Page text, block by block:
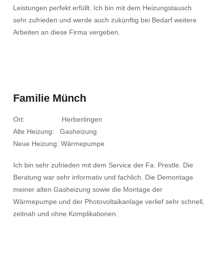
Leistungen perfekt erfüllt. Ich bin mit dem Heizungstausch
sehr zufrieden und werde auch zukünftig bei Bedarf weitere
Arbeiten an diese Firma vergeben.
Familie Münch
Ort: Herbertingen
Alte Heizung: Gasheizung
Neue Heizung: Wärmepumpe
Ich bin sehr zufrieden mit dem Service der Fa. Prestle. Die
Beratung war sehr informativ und fachlich. Die Demontage
meiner alten Gasheizung sowie die Montage der
Wärmepumpe und der Photovoltaikanlage verlief sehr schnell,
zeitnah und ohne Komplikationen.